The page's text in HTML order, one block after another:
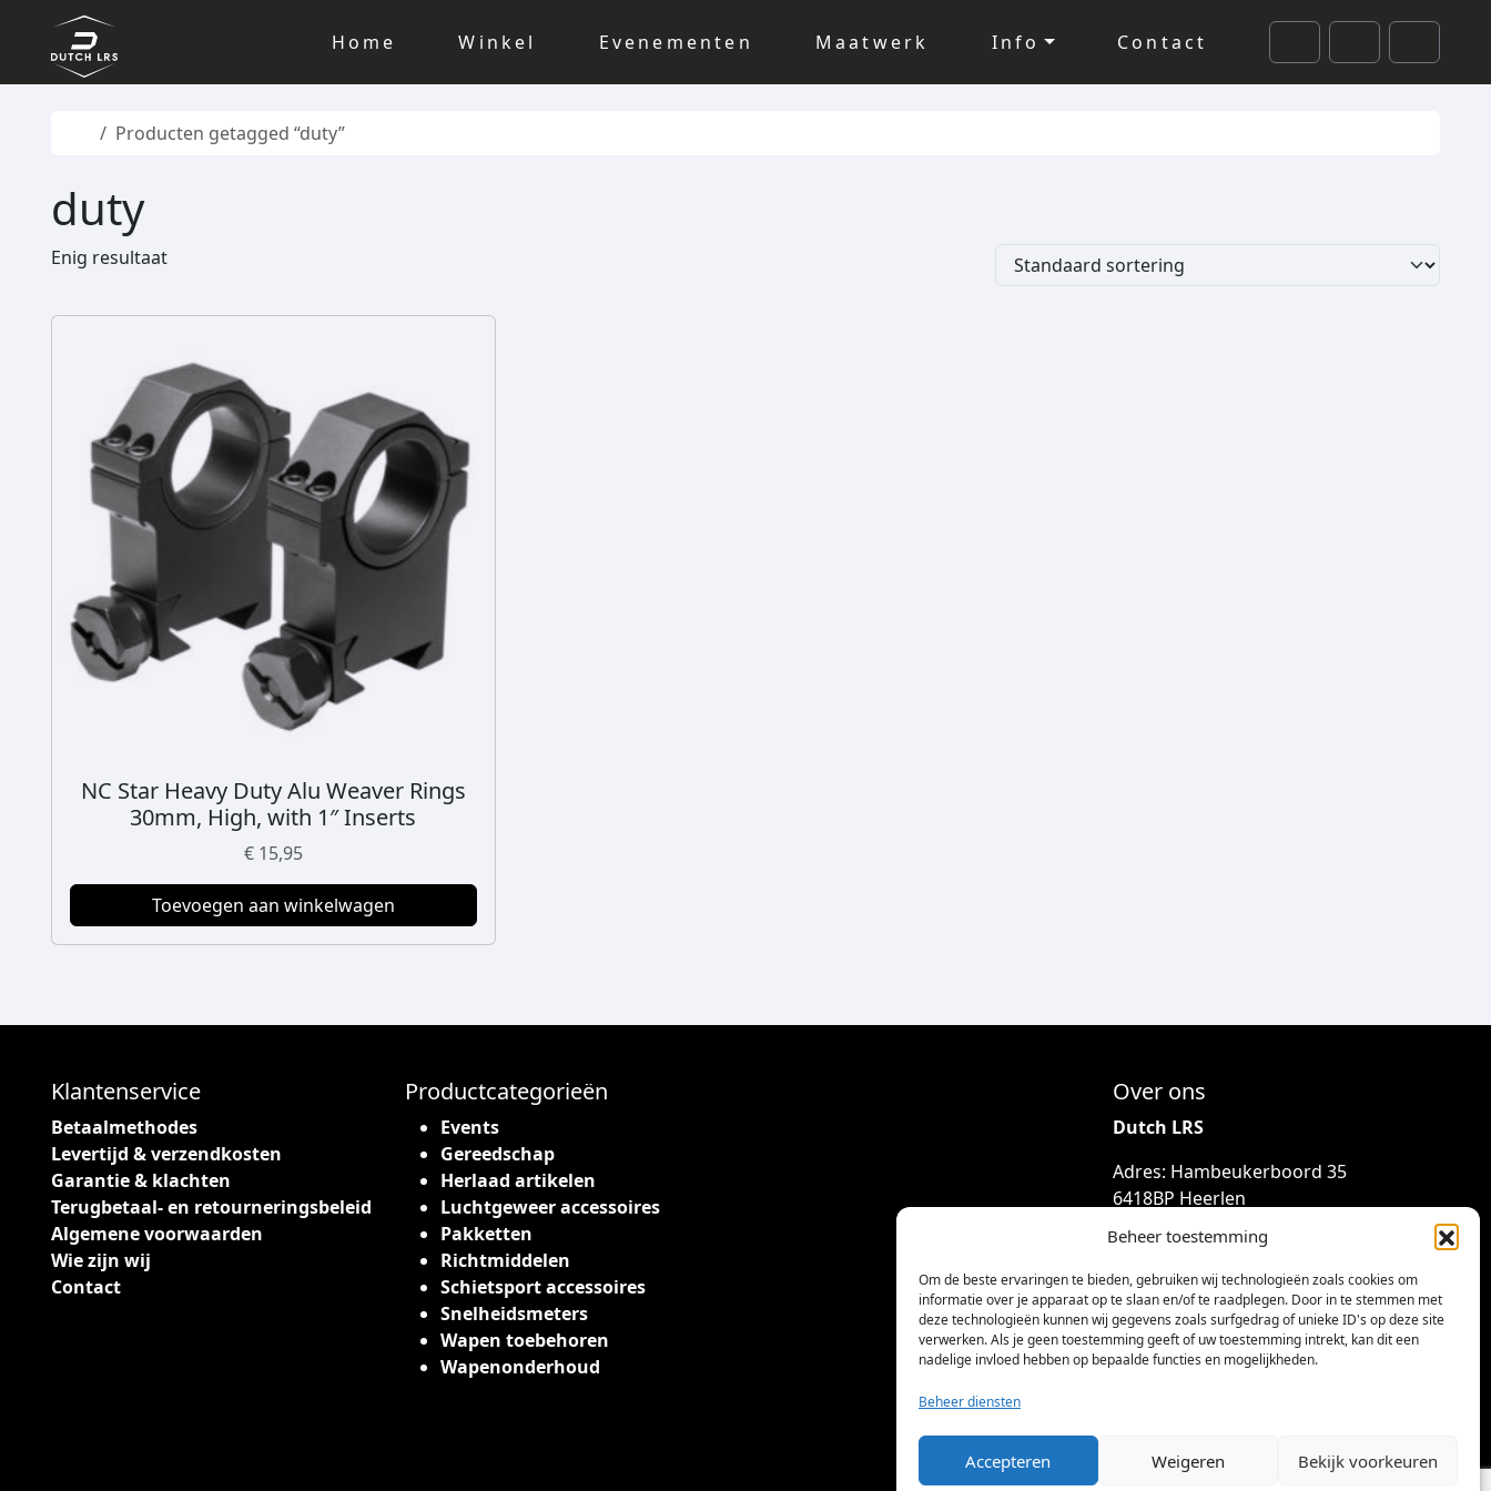
Beheer toestemming
Om de beste ervaringen te bieden, gebruiken wij technologieën zoals cookies om
informatie over je apparaat op te slaan en/of te raadplegen. Door in te stemmen met
deze technologieën kunnen wij gegevens zoals surfgedrag of unieke ID's op deze site
verwerken. Als je geen toestemming geeft of uw toestemming intrekt, kan dit een
nadelige invloed hebben op bepaalde functies en mogelijkheden.
Beheer diensten
Accepteren Weigeren Bekijk voorkeuren
Skip to content
Skip to footer
Home
Winkel Evenementen Maatwerk Info
Contact
SearchAccountCart
Home
Producten getagged “duty”
duty
Enig resultaat
NC Star Heavy Duty Alu Weaver Rings
30mm, High, with 1″ Inserts
€15,95
Toevoegen aan winkelwagen
Klantenservice
Betaalmethodes
Levertijd & verzendkosten
Garantie & klachten
Terugbetaal- en retourneringsbeleid
Algemene voorwaarden
Wie zijn wij
Contact
Productcategorieën
Events
Gereedschap
Herlaad artikelen
Luchtgeweer accessoires
Pakketten
Richtmiddelen
Schietsport accessoires
Snelheidsmeters
Wapen toebehoren
Wapenonderhoud
Over ons
Dutch LRS
Adres: Hambeukerboord 35
6418BP Heerlen
(geen bezoekadres)
info@dutchlrs.nl
+31 45 2123953
KvK-nummer: 96002824
Btw-id: NL867424114B01